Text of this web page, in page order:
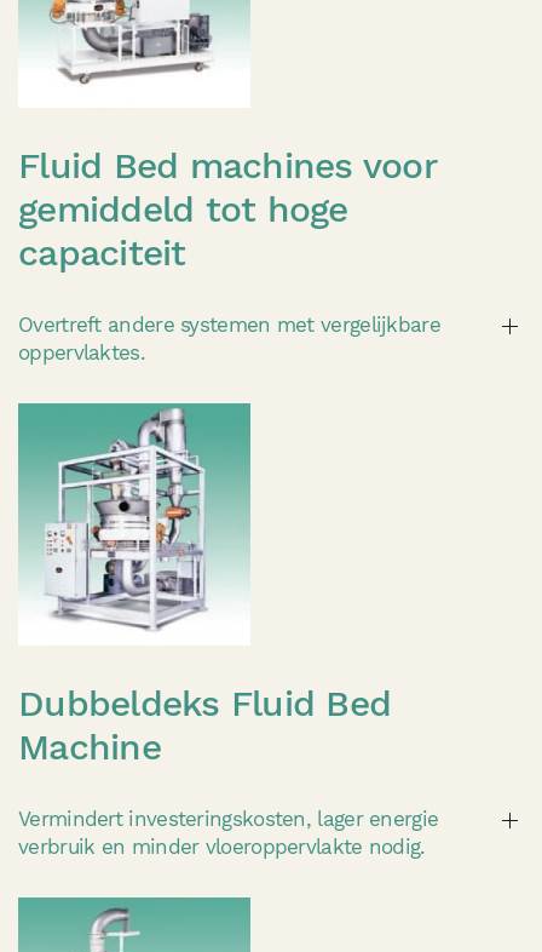
Fluid Bed machines voor
gemiddeld tot hoge
capaciteit
Overtreft andere systemen met vergelijkbare
oppervlaktes.
Dubbeldeks Fluid Bed
Machine
Vermindert investeringskosten, lager energie
verbruik en minder vloeroppervlakte nodig.